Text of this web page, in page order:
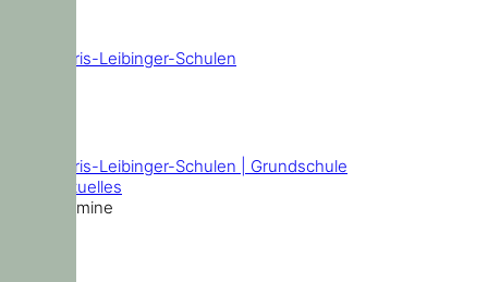
Doris-Leibinger-Schulen
Doris-Leibinger-Schulen | Grundschule
Aktuelles
Termine